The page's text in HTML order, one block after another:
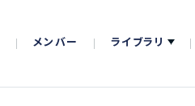
メンバー ライブラリ